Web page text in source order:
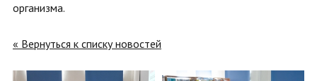
организма.
« Вернуться к списку новостей